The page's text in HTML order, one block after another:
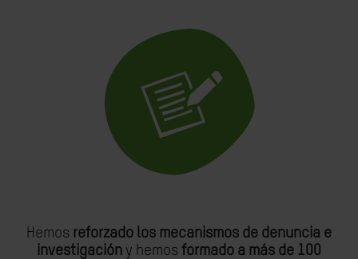
Hemos reforzado los mecanismos de denuncia e
investigación y hemos formado a más de 100